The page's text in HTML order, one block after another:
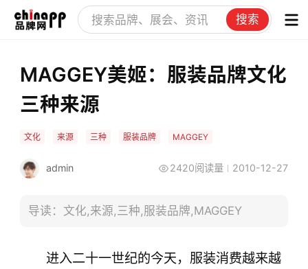
搜索
MAGGEY美姬：服装品牌文化
三种来源
文化 来源 三种 服装品牌 MAGGEY
admin 2420阅读量 2010-12-27
导读：文化,来源,三种,服装品牌,MAGGEY
进入二十一世纪的今天，服装消费越来越